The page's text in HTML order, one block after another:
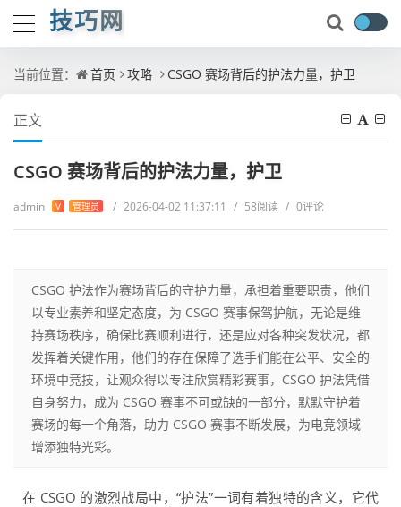
技巧网
当前位置： 首页 攻略 CSGO 赛场背后的护法力量，护卫
正文
CSGO 赛场背后的护法力量，护卫
admin V 管理员 / 2026-04-02 11:37:11 / 58阅读 / 0评论
CSGO 护法作为赛场背后的守护力量，承担着重要职责，他们
以专业素养和坚定态度，为 CSGO 赛事保驾护航，无论是维
持赛场秩序，确保比赛顺利进行，还是应对各种突发状况，都
发挥着关键作用，他们的存在保障了选手们能在公平、安全的
环境中竞技，让观众得以专注欣赏精彩赛事，CSGO 护法凭借
自身努力，成为 CSGO 赛事不可或缺的一部分，默默守护着
赛场的每一个角落，助力 CSGO 赛事不断发展，为电竞领域
增添独特光彩。
在 CSGO 的激烈战局中，“护法”一词有着独特的含义，它代